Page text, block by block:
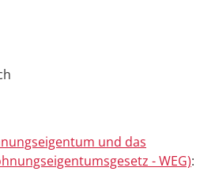
und das
- WEG):